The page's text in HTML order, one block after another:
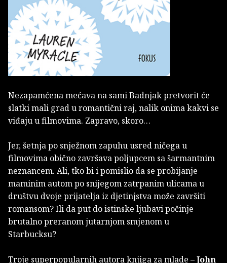
Nezapamćena mećava na sami Badnjak pretvorit će
slatki mali grad u romantični raj, nalik onima kakvi se
viđaju u filmovima. Zapravo, skoro…
Jer, šetnja po snježnom zapuhu usred ničega u
filmovima obično završava poljupcem sa šarmantnim
neznancem. Ali, tko bi i pomislio da se probijanje
maminim autom po snijegom zatrpanim ulicama u
društvu dvoje prijatelja iz djetinjstva može završiti
romansom? Ili da put do istinske ljubavi počinje
brutalno preranom jutarnjom smjenom u
Starbucksu?
Troje superpopularnih autora knjiga za mlade –John